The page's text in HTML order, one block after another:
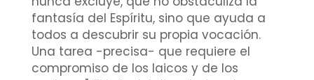
fantasía del Espíritu, sino que ayuda a
todos a descubrir su propia vocación.
Una tarea -precisa- que requiere el
compromiso de los laicos y de los